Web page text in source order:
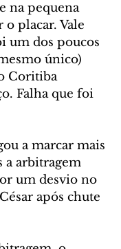
na pequena
o placar. Vale
um dos poucos
único)
Coritiba
Falha que foi
a marcar mais
a arbitragem
um desvio no
após chute